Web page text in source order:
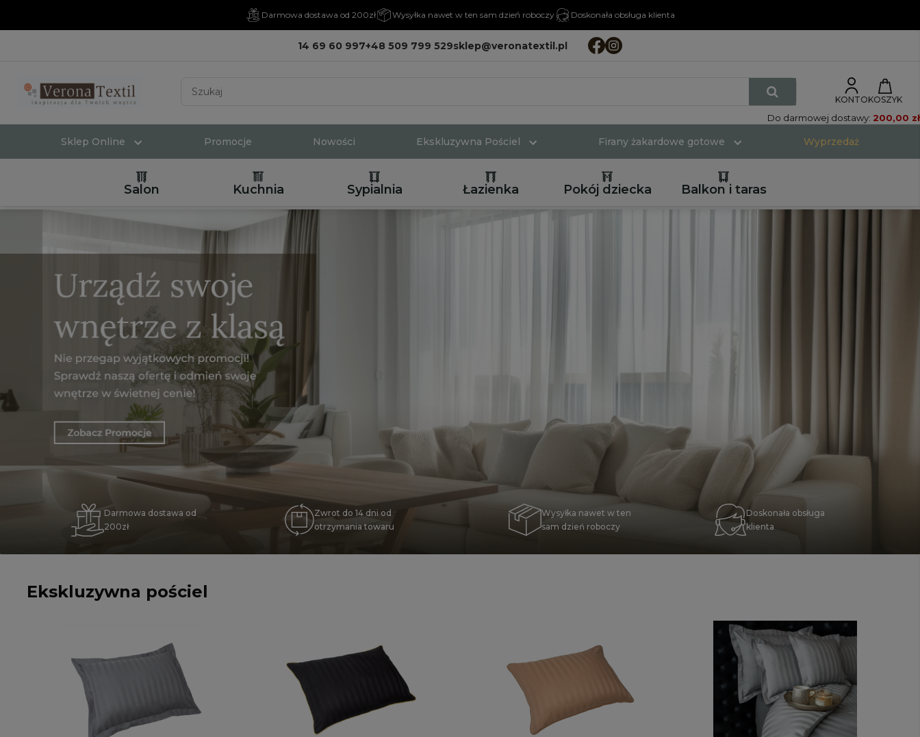
Darmowa dostawa od 200zł Wysyłka nawet w ten sam dzień roboczy Doskonała obsługa klienta
14 69 60 997+48 509 799 529sklep@veronatextil.pl
KONTOKOSZYK
Do darmowej dostawy: 200,00 zł
Sklep Online Promocje Nowości Ekskluzywna Pościel Firany żakardowe gotowe Wyprzedaż
Salon Kuchnia Sypialnia Łazienka Pokój dziecka Balkon i taras
Darmowa dostawa od
200zł
Zwrot do 14 dni od
otrzymania towaru
Wysyłka nawet w ten
sam dzień roboczy
Doskonała obsługa
klienta
Ekskluzywna pościel